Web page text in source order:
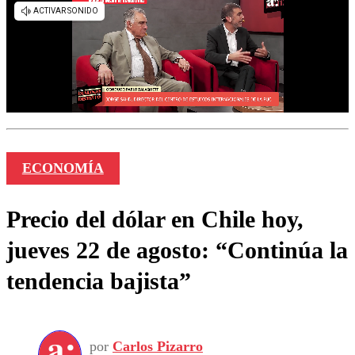
ECONOMÍA
Precio del dólar en Chile hoy,
jueves 22 de agosto: “Continúa la
tendencia bajista”
por Carlos Pizarro